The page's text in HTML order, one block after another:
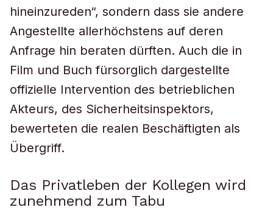
hineinzureden“, sondern dass sie andere
Angestellte allerhöchstens auf deren
Anfrage hin beraten dürften. Auch die in
Film und Buch fürsorglich dargestellte
offizielle Intervention des betrieblichen
Akteurs, des Sicherheitsinspektors,
bewerteten die realen Beschäftigten als
Übergriff.
Das Privatleben der Kollegen wird
zunehmend zum Tabu